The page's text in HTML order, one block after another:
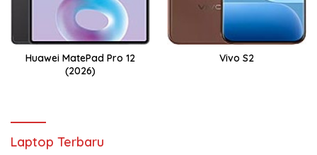
Huawei MatePad Pro 12
(2026)
Vivo S2
Laptop Terbaru